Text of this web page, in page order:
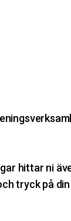
hittar ni
tryck på